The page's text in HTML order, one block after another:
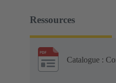
Ressources
Catalogue :